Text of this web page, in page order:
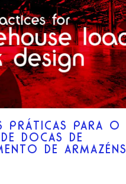
PRÁTICAS PARA O
DOCAS DE
DE ARMAZÉNS